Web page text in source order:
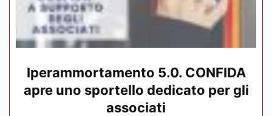
Iperammortamento 5.0. CONFIDA
apre uno sportello dedicato per gli
associati